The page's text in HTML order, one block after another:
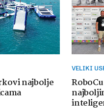
najbolje
VELIKI